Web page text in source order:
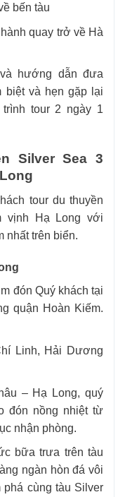
bến tàu
quay trở về Hà
hướng dẫn đưa
biệt và hẹn gặp lại
tour 2 ngày 1
Silver Sea 3
tour du thuyền
vịnh Hạ Long với
nhất trên biển.
đón Quý khách tại
quận Hoàn Kiếm.
Linh, Hải Dương
– Hạ Long, quý
đón nồng nhiệt từ
nhận phòng.
bữa trưa trên tàu
ngàn hòn đá vôi
phá cùng tàu Silver